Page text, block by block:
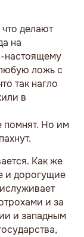
делают
на
настоящему
ложь с
так нагло
в
помнят. Но им
Как же
и дорогущие
и за
и западным